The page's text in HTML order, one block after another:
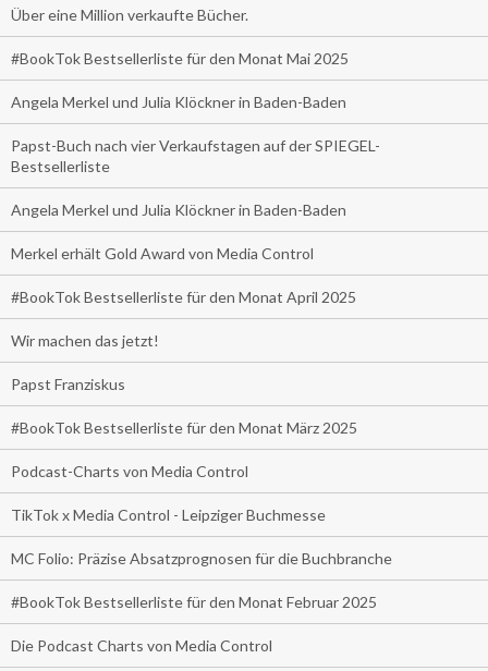
Über eine Million verkaufte Bücher.
#BookTok Bestsellerliste für den Monat Mai 2025
Angela Merkel und Julia Klöckner in Baden-Baden
Papst-Buch nach vier Verkaufstagen auf der SPIEGEL-
Bestsellerliste
Angela Merkel und Julia Klöckner in Baden-Baden
Merkel erhält Gold Award von Media Control
#BookTok Bestsellerliste für den Monat April 2025
Wir machen das jetzt!
Papst Franziskus
#BookTok Bestsellerliste für den Monat März 2025
Podcast-Charts von Media Control
TikTok x Media Control - Leipziger Buchmesse
MC Folio: Präzise Absatzprognosen für die Buchbranche
#BookTok Bestsellerliste für den Monat Februar 2025
Die Podcast Charts von Media Control